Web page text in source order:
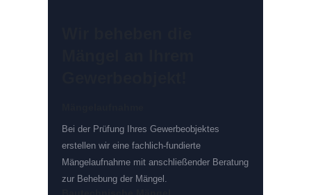
Bei der Prüfung Ihres Gewerbeobjektes
erstellen wir eine fachlich-fundierte
Mängelaufnahme mit anschließender Beratung
zur Behebung der Mängel.